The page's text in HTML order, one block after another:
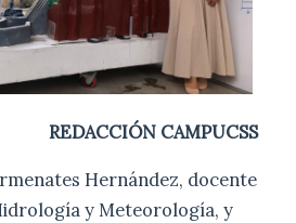
REDACCIÓN CAMPUCSS
Hernández, docente
y Meteorología, y